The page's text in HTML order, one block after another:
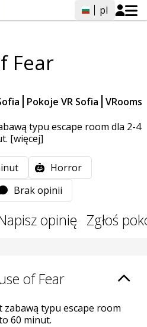
pl
Fear
Pokoje VR Sofia VRooms
typu escape room dla 2-4
[więcej]
Horror
Brak opinii
opinię Zgłoś
of Fear
zabawą typu escape room
60 minut.